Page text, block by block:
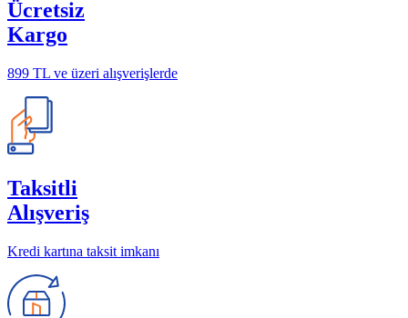
Ücretsiz
Kargo
899 TL ve üzeri alışverişlerde
Taksitli
Alışveriş
Kredi kartına taksit imkanı